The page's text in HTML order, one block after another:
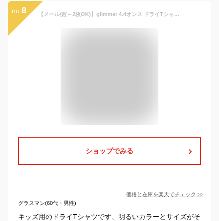
no. 8 【メール便(～2枚OK)】glimmer 4.4オンス ドライTシャツ 00300-ACT｜キッズ ユニセックス｜無地 半袖 薄手｜白 ホワイト グレー 黒 ブラック 赤 レッド ピンク 黄色 イエロー 水色 青 ブルー ネイビー 緑 紫 全50色｜100cm 110cm 120cm 130cm 140cm 150cm (T)
ショップでみる
価格と在庫を楽天でチェック >>
グラスマン(60代・男性)
キッズ用のドライTシャツです、明るいカラーとサイズがそ